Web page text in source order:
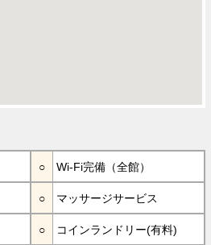
Wi-Fi完備（全館）
マッサージサービス
コインランドリー(有料)